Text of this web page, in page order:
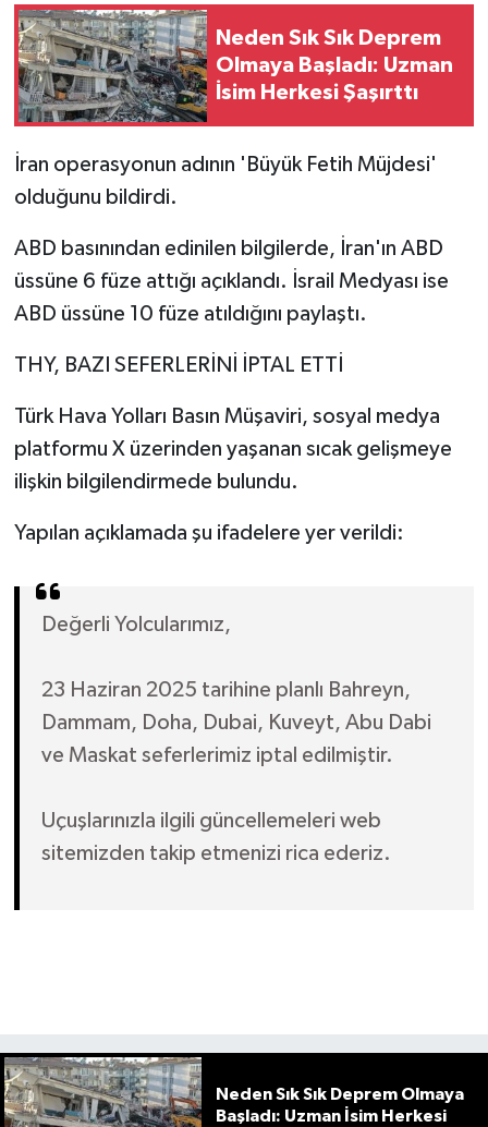
Neden Sık Sık Deprem
Olmaya Başladı: Uzman
İsim Herkesi Şaşırttı
İran operasyonun adının 'Büyük Fetih Müjdesi'
olduğunu bildirdi.
ABD basınından edinilen bilgilerde, İran'ın ABD
üssüne 6 füze attığı açıklandı. İsrail Medyası ise
ABD üssüne 10 füze atıldığını paylaştı.
THY, BAZI SEFERLERİNİ İPTAL ETTİ
Türk Hava Yolları Basın Müşaviri, sosyal medya
platformu X üzerinden yaşanan sıcak gelişmeye
ilişkin bilgilendirmede bulundu.
Yapılan açıklamada şu ifadelere yer verildi:
Değerli Yolcularımız,
23 Haziran 2025 tarihine planlı Bahreyn,
Dammam, Doha, Dubai, Kuveyt, Abu Dabi
ve Maskat seferlerimiz iptal edilmiştir.
Uçuşlarınızla ilgili güncellemeleri web
sitemizden takip etmenizi rica ederiz.
Neden Sık Sık Deprem Olmaya
Başladı: Uzman İsim Herkesi